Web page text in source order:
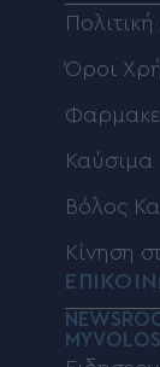
Όροι
Καύσιμα
Βόλος
Κίνηση